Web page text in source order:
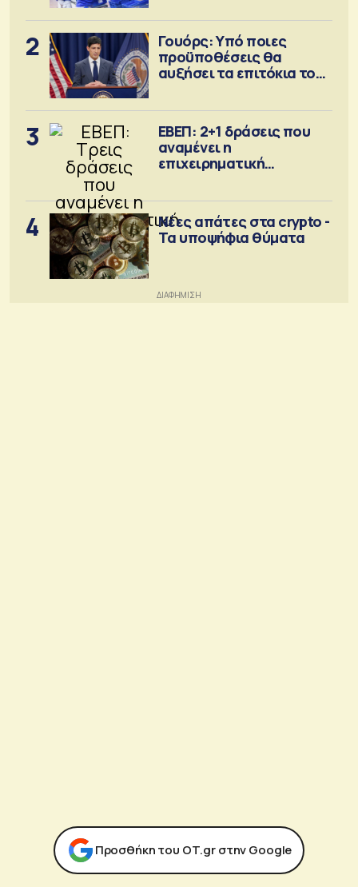
2
Γουόρς: Υπό ποιες
προϋποθέσεις θα
αυξήσει τα επιτόκια τον
3
ΕΒΕΠ: 2+1 δράσεις που
αναμένει η
επιχειρηματική
4
Νέες απάτες στα crypto -
Τα υποψήφια θύματα
Προσθήκη του ΟΤ.gr στην Google